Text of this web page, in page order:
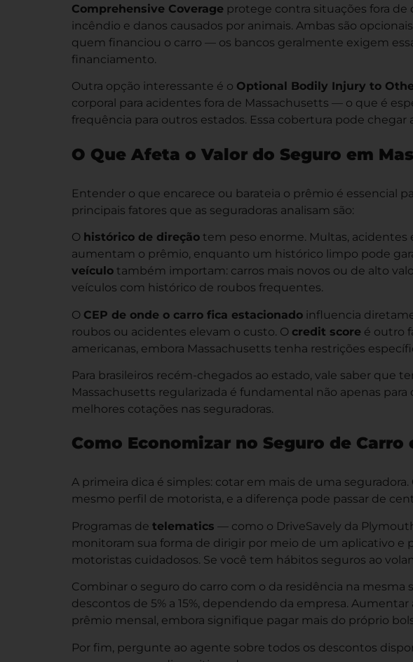
Comprehensive Coverage protege contra situações fora de
incêndio e danos causados por animais. Ambas são
quem financiou o carro — os bancos geralmente exigem
financiamento.
Outra opção interessante é o Optional Bodily Injury to
corporal para acidentes fora de Massachusetts — o que é
frequência para outros estados. Essa cobertura pode chegar
O Que Afeta o Valor do Seguro em
Entender o que encarece ou barateia o prêmio é essencial
principais fatores que as seguradoras analisam são:
O histórico de direção tem peso enorme. Multas,
aumentam o prêmio, enquanto um histórico limpo pode
veículo também importam: carros mais novos ou de alto
veículos com histórico de roubos frequentes.
O CEP de onde o carro fica estacionado influencia
roubos ou acidentes elevam o custo. O credit score é outro
americanas, embora Massachusetts tenha restrições
Para brasileiros recém-chegados ao estado, vale saber que
Massachusetts regularizada é fundamental não apenas
melhores cotações nas seguradoras.
Como Economizar no Seguro de
A primeira dica é simples: cotar em mais de uma
mesmo perfil de motorista, e a diferença pode passar de
Programas de telematics — como o DriveSavely da
monitoram sua forma de dirigir por meio de um aplicativo e
motoristas cuidadosos. Se você tem hábitos seguros ao
Combinar o seguro do carro com o da residência na
descontos de 5% a 15%, dependendo da empresa.
prêmio mensal, embora signifique pagar mais do próprio
Por fim, pergunte ao agente sobre todos os descontos